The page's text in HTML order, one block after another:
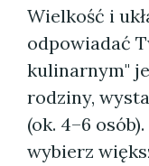
Wielkość i
odpowiadać
kulinarnym"
rodziny,
(ok. 4–6
wybierz